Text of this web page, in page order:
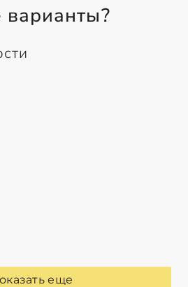
еще